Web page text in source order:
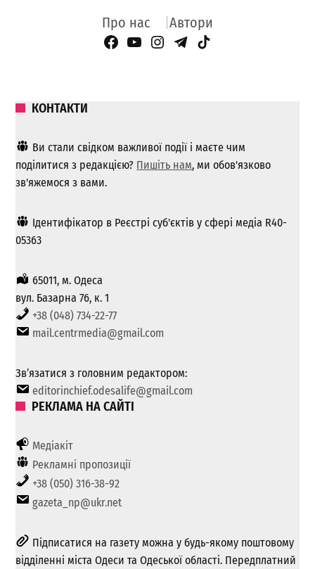
Про нас Автори
Facebook Page
YouTube
Instagram
Telegram
TikTok
КОНТАКТИ
Ви стали свідком важливої ​​події і маєте чим
поділитися з редакцією? Пишіть нам, ми обов'язково
зв'яжемося з вами.
Ідентифікатор в Реєстрі суб'єктів у сфері медіа R40-
05363
65011, м. Одеса
вул. Базарна 76, к. 1
+38 (048) 734-22-77
mail.centrmedia@gmail.com
Зв’язатися з головним редактором:
editorinchief.odesalife@gmail.com
РЕКЛАМА НА САЙТІ
Медіакіт
Рекламні пропозиції
+38 (050) 316-38-92
gazeta_np@ukr.net
Підписатися на газету можна у будь-якому поштовому
відділенні міста Одеси та Одеської області. Передплатний